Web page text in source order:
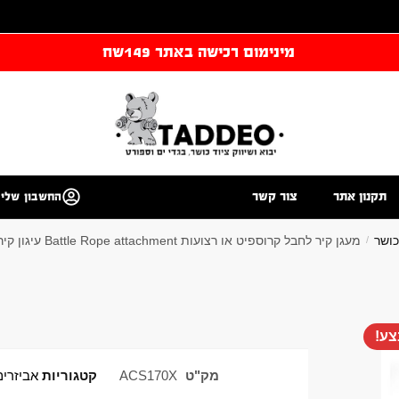
מינימום רכישה באתר 149שח
תקנון אתר צור קשר החשבון שלי
/ מעגן קיר לחבל קרוספיט או רצועות Battle Rope attachment עיגון קיר תקרה
מק"ט ACS170X קטגוריות